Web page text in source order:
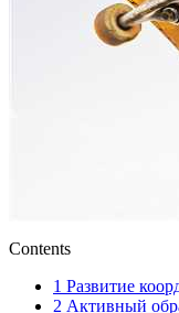
Contents
1 Развитие
2 Активный